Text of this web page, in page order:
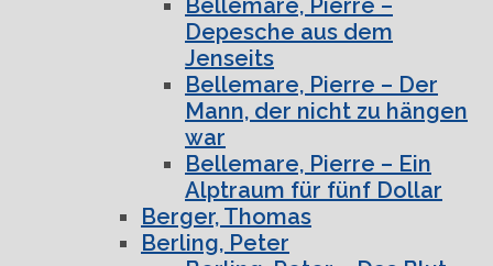
Bellemare, Pierre –
Depesche aus dem
Jenseits
Bellemare, Pierre – Der
Mann, der nicht zu hängen
war
Bellemare, Pierre – Ein
Alptraum für fünf Dollar
Berger, Thomas
Berling, Peter